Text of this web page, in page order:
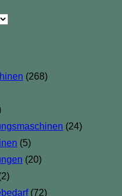
(268)
(24)
(5)
(20)
(72)